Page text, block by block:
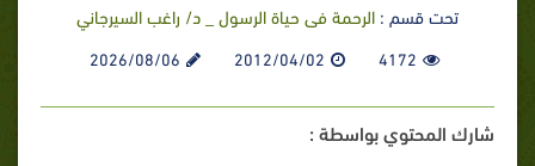
تحت قسم : الرحمة فى حياة الرسول _ د/ راغب السيرجاني
4172
2012/04/02
2026/08/06
شارك المحتوي بواسطة :